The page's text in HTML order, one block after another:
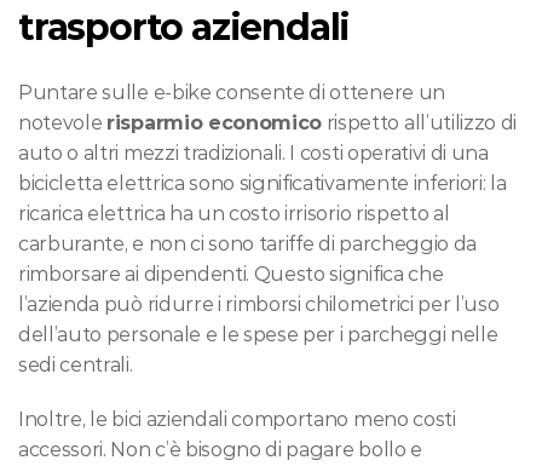
trasporto aziendali
Puntare sulle e-bike consente di ottenere un
notevole risparmio economico rispetto all’utilizzo di
auto o altri mezzi tradizionali. I costi operativi di una
bicicletta elettrica sono significativamente inferiori: la
ricarica elettrica ha un costo irrisorio rispetto al
carburante, e non ci sono tariffe di parcheggio da
rimborsare ai dipendenti. Questo significa che
l’azienda può ridurre i rimborsi chilometrici per l’uso
dell’auto personale e le spese per i parcheggi nelle
sedi centrali.
Inoltre, le bici aziendali comportano meno costi
accessori. Non c’è bisogno di pagare bollo e